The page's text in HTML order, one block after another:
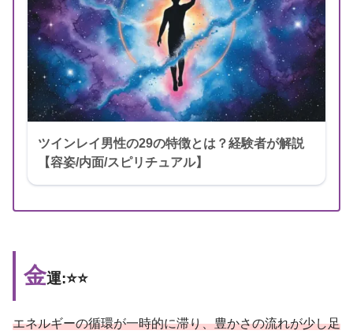
ツインレイ男性の29の特徴とは？経験者が解説
【容姿/内面/スピリチュアル】
金運:⭐️⭐️
エネルギーの循環が一時的に滞り、豊かさの流れが少し足